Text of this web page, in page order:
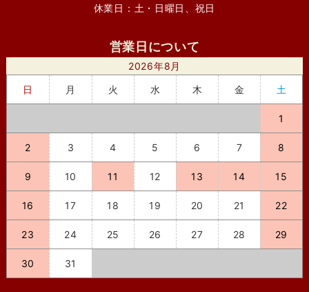
休業日：土・日曜日、祝日
営業日について
2026年8月
日
月 火 水 木 金 土
1
2 3 4 5 6 7 8
9 10 11 12 13 14 15
16 17 18 19 20 21 22
23 24 25 26 27 28 29
30 31